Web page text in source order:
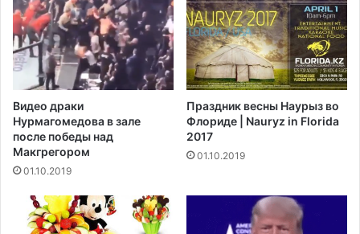
к
т
о
б
о
р
а
н
и
ч
н
ы
й
н
о
г
Б
й
Видео драки
Нурмагомедова в зале
после победы над
Макгрегором‍
01.10.2019
Праздник весны Наурыз во
Флориде | Nauryz in Florida
2017
01.10.2019